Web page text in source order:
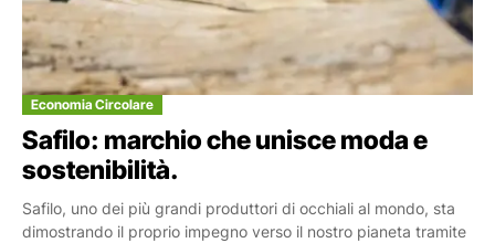
Economia Circolare
Safilo: marchio che unisce moda e
sostenibilità.
Safilo, uno dei più grandi produttori di occhiali al mondo, sta
dimostrando il proprio impegno verso il nostro pianeta tramite